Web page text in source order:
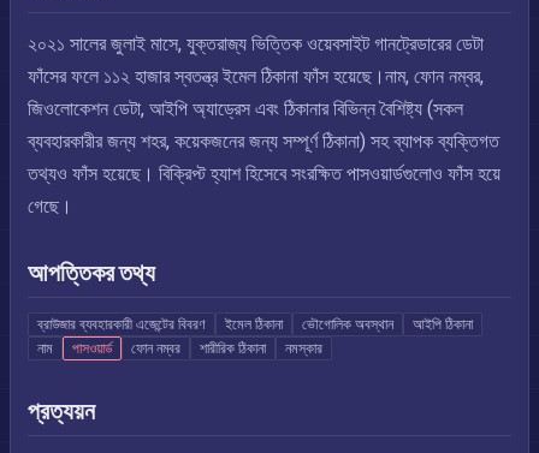
২০২১ সালের জুলাই মাসে, যুক্তরাজ্য ভিত্তিক ওয়েবসাইট গানট্রেডারের ডেটা
ফাঁসের ফলে ১১২ হাজার স্বতন্ত্র ইমেল ঠিকানা ফাঁস হয়েছে।নাম, ফোন নম্বর,
জিওলোকেশন ডেটা, আইপি অ্যাড্রেস এবং ঠিকানার বিভিন্ন বৈশিষ্ট্য (সকল
ব্যবহারকারীর জন্য শহর, কয়েকজনের জন্য সম্পূর্ণ ঠিকানা) সহ ব্যাপক ব্যক্তিগত
তথ্যও ফাঁস হয়েছে। বিক্রিপ্ট হ্যাশ হিসেবে সংরক্ষিত পাসওয়ার্ডগুলোও ফাঁস হয়ে
গেছে।
আপত্তিকর তথ্য
ব্রাউজার ব্যবহারকারী এজেন্টের বিবরণ ইমেল ঠিকানা ভৌগোলিক অবস্থান
আইপি ঠিকানা
নাম
পাসওয়ার্ড ফোন নম্বর শারীরিক ঠিকানা নমস্কার
প্রত্যয়ন